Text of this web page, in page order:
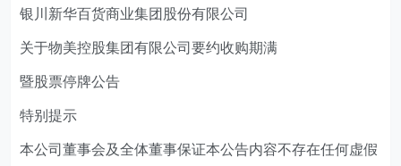
银川新华百货商业集团股份有限公司
关于物美控股集团有限公司要约收购期满
暨股票停牌公告
特别提示
本公司董事会及全体董事保证本公告内容不存在任何虚假